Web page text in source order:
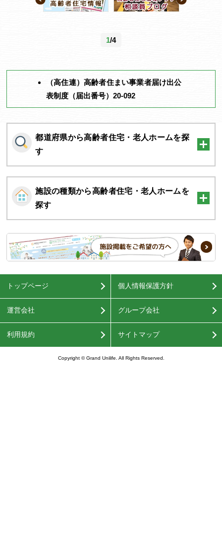
1/4
（高住連）高齢者住まい事業者届け出公
表制度（届出番号）20-092
都道府県から高齢者住宅・老人ホームを探
す
施設の種類から高齢者住宅・老人ホームを
探す
トップページ 個人情報保護方針
運営会社 グループ会社
利用規約 サイトマップ
Copyright © Grand Unilife. All Rights Reserved.